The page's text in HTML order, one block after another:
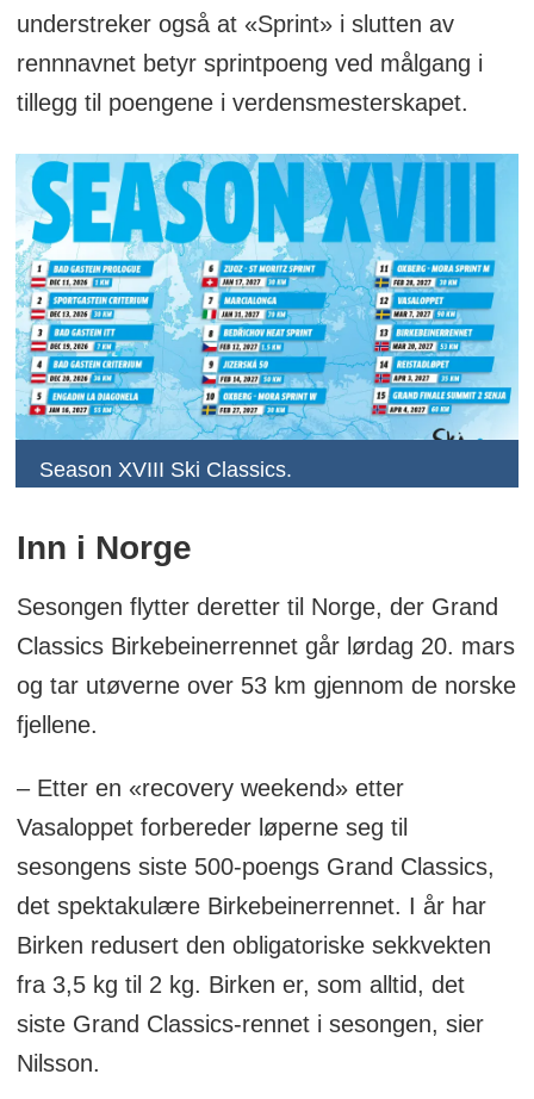
understreker også at «Sprint» i slutten av
rennnavnet betyr sprintpoeng ved målgang i
tillegg til poengene i verdensmesterskapet.
Season XVIII Ski Classics.
Inn i Norge
Sesongen flytter deretter til Norge, der Grand
Classics Birkebeinerrennet går lørdag 20. mars
og tar utøverne over 53 km gjennom de norske
fjellene.
– Etter en «recovery weekend» etter
Vasaloppet forbereder løperne seg til
sesongens siste 500-poengs Grand Classics,
det spektakulære Birkebeinerrennet. I år har
Birken redusert den obligatoriske sekkvekten
fra 3,5 kg til 2 kg. Birken er, som alltid, det
siste Grand Classics-rennet i sesongen, sier
Nilsson.